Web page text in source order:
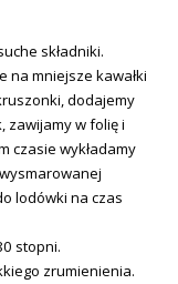
składniki.
na mniejsze kawałki
dodajemy
zawijamy w folię i
czasie wykładamy
lodówki na czas
stopni.
zrumienienia.